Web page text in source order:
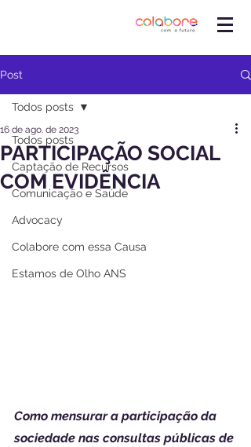
Post
Todos posts
Captação de Recursos
Comunicação e Saúde
Advocacy
Colabore com essa Causa
Estamos de Olho ANS
Todos posts
PARTICIPAÇÃO SOCIAL
COM EVIDÊNCIA
16 de ago. de 2023
Como mensurar a participação da
sociedade nas consultas públicas de